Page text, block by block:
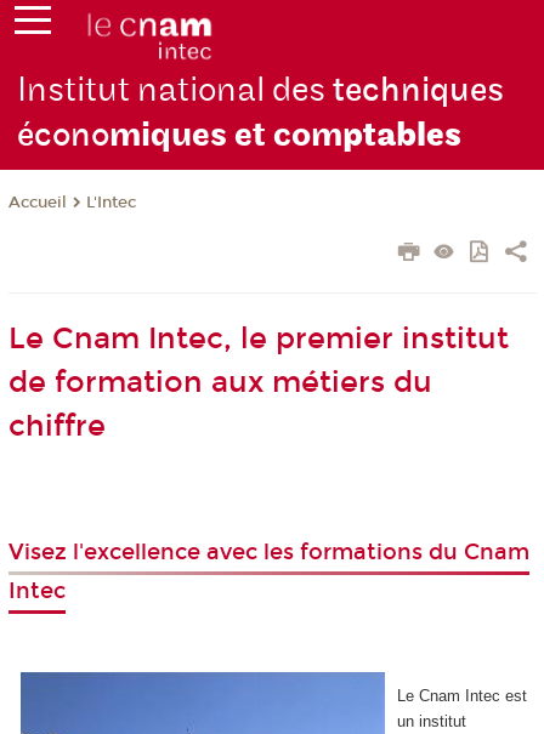
Institut national destechniques
économiques et comptables
Accueil L'Intec
Le Cnam Intec, le premier institut
de formation aux métiers du
chiffre
Visez l'excellence avec les formations du Cnam
Intec
Le Cnam Intec est
un institut